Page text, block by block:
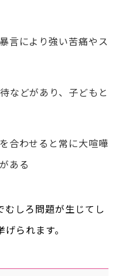
言により強い苦痛やス
などがあり、子どもと
合わせると常に大喧嘩
ある
むしろ問題が生じてし
られます。